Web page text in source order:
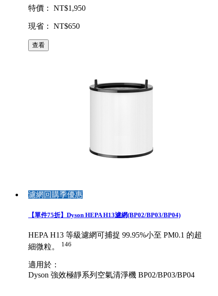
特價： NT$1,950
現省： NT$650
查看
濾網回購季優惠
【單件75折】Dyson HEPA H13濾網(BP02/BP03/BP04)
HEPA H13 等級濾網可捕捉 99.95%小至 PM0.1 的超
細微粒。
146
適用於：
Dyson 強效極靜系列空氣清淨機 BP02/BP03/BP04